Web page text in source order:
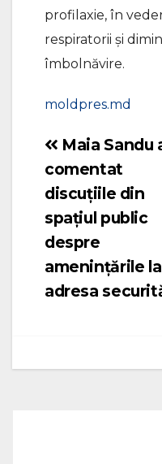
profilaxie, în
respiratorii și
îmbolnăvire.
moldpres.md
Navigare
în
articole
Maia Sandu
comentat
discuțiile din
spațiul public
despre
amenințările la
adresa